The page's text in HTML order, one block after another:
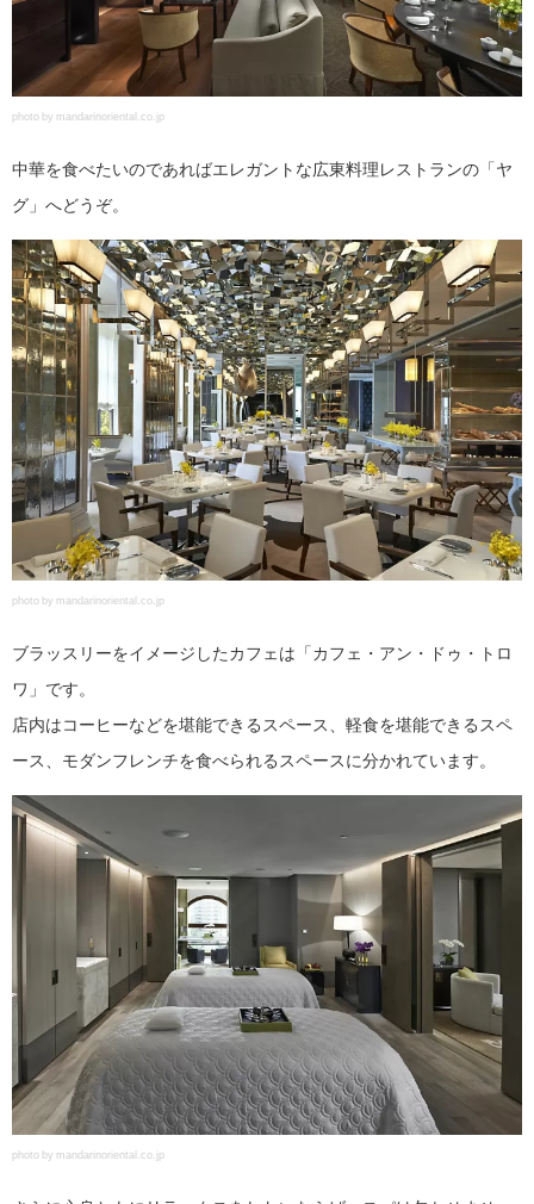
photo by mandarinoriental.co.jp
中華を食べたいのであればエレガントな広東料理レストランの「ヤ
グ」へどうぞ。
photo by mandarinoriental.co.jp
ブラッスリーをイメージしたカフェは「カフェ・アン・ドゥ・トロ
ワ」です。
店内はコーヒーなどを堪能できるスペース、軽食を堪能できるスペ
ース、モダンフレンチを食べられるスペースに分かれています。
photo by mandarinoriental.co.jp